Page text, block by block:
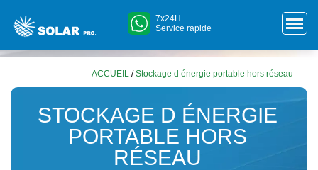
7x24H
Service rapide
ACCUEIL /Stockage d énergie portable hors réseau
STOCKAGE D ÉNERGIE
PORTABLE HORS
RÉSEAU